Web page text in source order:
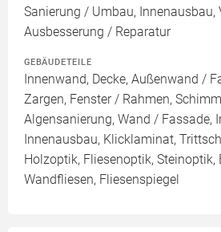
Sanierung / Umbau, Innenausbau,
Ausbesserung / Reparatur
GEBÄUDETEILE
Innenwand, Decke, Außenwand /
Zargen, Fenster / Rahmen,
Algensanierung, Wand / Fassade,
Innenausbau, Klicklaminat,
Holzoptik, Fliesenoptik, Steinoptik,
Wandfliesen, Fliesenspiegel